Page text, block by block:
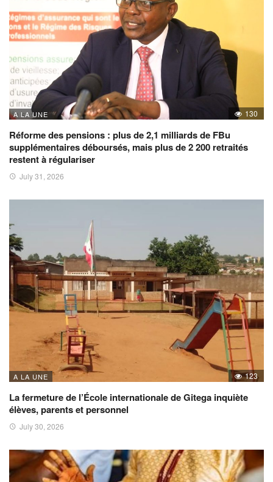
A LA UNE 130
Réforme des pensions : plus de 2,1 milliards de FBu
supplémentaires déboursés, mais plus de 2 200 retraités
restent à régulariser
July 31, 2026
A LA UNE 123
La fermeture de l’École internationale de Gitega inquiète
élèves, parents et personnel
July 30, 2026